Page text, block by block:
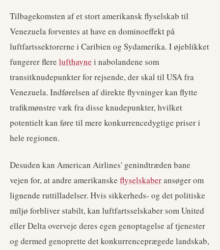
Tilbagekomsten af et stort amerikansk flyselskab til
Venezuela forventes at have en dominoeffekt på
luftfartssektorerne i Caribien og Sydamerika. I øjeblikket
fungerer flere lufthavne i nabolandene som
transitknudepunkter for rejsende, der skal til USA fra
Venezuela. Indførelsen af direkte flyvninger kan flytte
trafikmønstre væk fra disse knudepunkter, hvilket
potentielt kan føre til mere konkurrencedygtige priser i
hele regionen.
Desuden kan American Airlines' genindtræden bane
vejen for, at andre amerikanske flyselskaberansøger om
lignende ruttilladelser. Hvis sikkerheds- og det politiske
miljø forbliver stabilt, kan luftfartsselskaber som United
eller Delta overveje deres egen genoptagelse af tjenester
og dermed genoprette det konkurrenceprægede landskab,